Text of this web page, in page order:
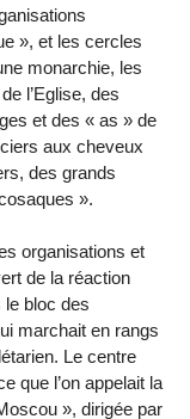
», et les cercles
monarchie, les
l’Eglise, des
et des « as » de
aux cheveux
des grands
».
organisations et
de la réaction
bloc des
marchait en rangs
Le centre
que l’on appelait la
», dirigée par